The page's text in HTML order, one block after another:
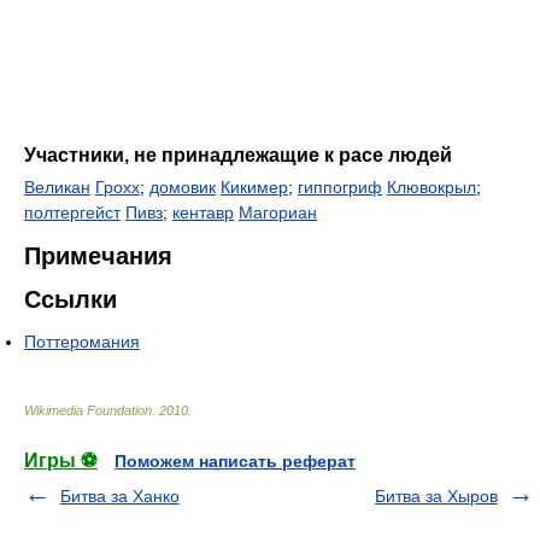
Участники, не принадлежащие к расе людей
Великан Грохх; домовик Кикимер; гиппогриф Клювокрыл;
полтергейст Пивз; кентавр Магориан
Примечания
Ссылки
Поттеромания
Wikimedia Foundation 2010
Игры ⚽
Поможем написать реферат
Битва за Ханко
Битва за Хыров